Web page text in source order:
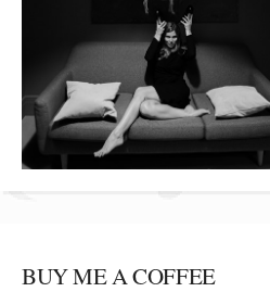
BUY ME A COFFEE